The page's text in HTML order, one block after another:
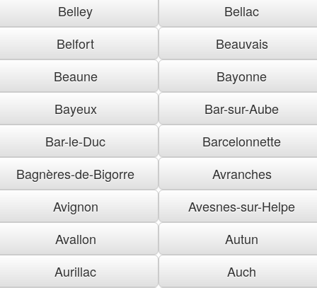
Belley
Bellac
Belfort
Beauvais
Beaune
Bayonne
Bayeux
Bar-sur-Aube
Bar-le-Duc
Barcelonnette
Bagnères-de-Bigorre
Avranches
Avignon
Avesnes-sur-Helpe
Avallon
Autun
Aurillac
Auch